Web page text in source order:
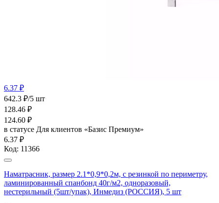
6.37 ₽
642.3 ₽/5 шт
128.46 ₽
124.60 ₽
в статусе Для клиентов «Базис Премиум»
6.37 ₽
Код: 11366
Наматрасник, размер 2.1*0,9*0,2м, с резинкой по периметру,
ламинированный спанбонд 40г/м2, одноразовый,
нестерильный (5шт/упак), Инмедиз (РОССИЯ), 5 шт